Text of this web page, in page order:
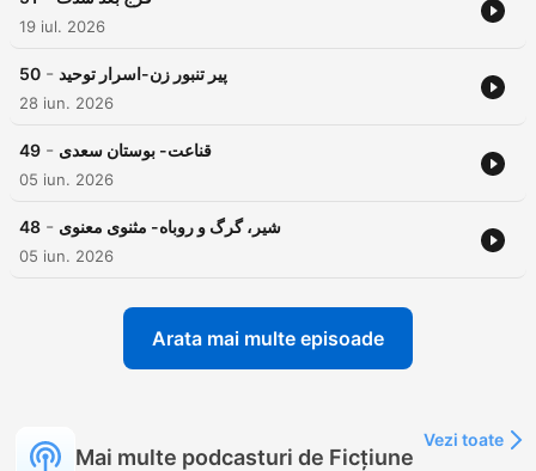
19 iul. 2026
50 - پیر تنبور زن-اسرار توحید
28 iun. 2026
49 - قناعت- بوستان سعدی
05 iun. 2026
48 - شیر، گرگ و روباه- مثنوی معنوی
05 iun. 2026
Arata mai multe episoade
Mai multe podcasturi de Ficțiune
Vezi toate